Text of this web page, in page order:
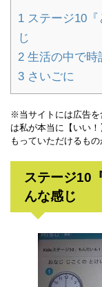
1 ステージ10
じ
2 生活の中で時
3 さいごに
※当サイトには広告を
は私が本当に【いい
もっていただけるも
ステージ10
んな感じ